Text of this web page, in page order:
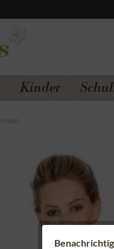
Kinder